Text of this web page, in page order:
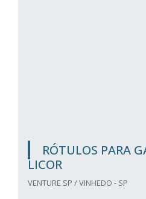
RÓTULOS PARA
LICOR
VENTURE SP / VINHEDO - SP